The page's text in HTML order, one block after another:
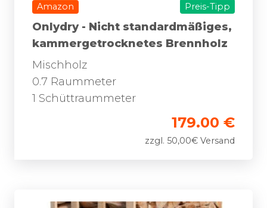
Amazon Preis-Tipp
Onlydry - Nicht standardmäßiges,
kammergetrocknetes Brennholz
Mischholz
0.7 Raummeter
1 Schüttraummeter
179.00 €
zzgl. 50,00€ Versand